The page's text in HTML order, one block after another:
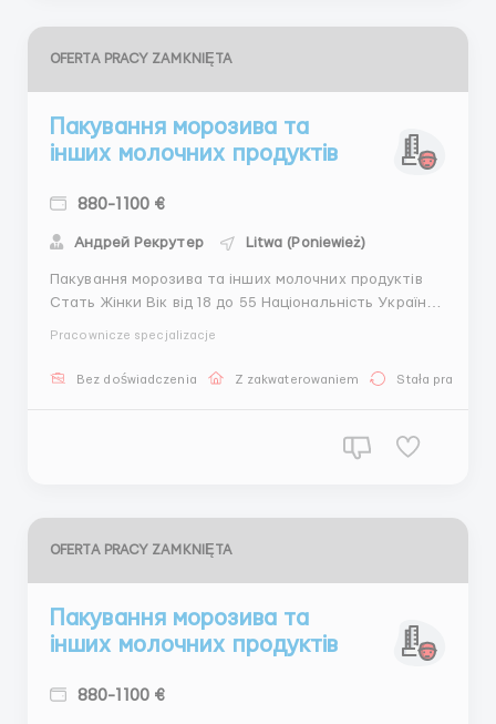
OFERTA PRACY ZAMKNIĘTA
Пакування морозива та
інших молочних продуктів
880-1100 €
Андрей Рекрутер Litwa (Poniewież)
Пакування морозива та інших молочних продуктів
Стать Жінки Вік від 18 до 55 Національність Україна
880 євро нетто на місяць, з оплатою за нічні та
Pracownicze specjalizacje
Bez doświadczenia Z zakwaterowaniem Stała praca
OFERTA PRACY ZAMKNIĘTA
Пакування морозива та
інших молочних продуктів
880-1100 €